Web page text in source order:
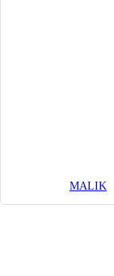
MALIK